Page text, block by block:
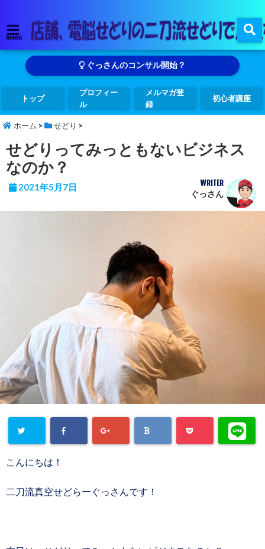
menu
ぐっさんのコンサル開始？
トップ
プロフィー
ル
メルマガ登
録
初心者講座
ホーム > せどり >
せどりってみっともないビジネス
なのか？
2021年5月7日 WRITER
ぐっさん
こんにちは！
二刀流真空せどらーぐっさんです！